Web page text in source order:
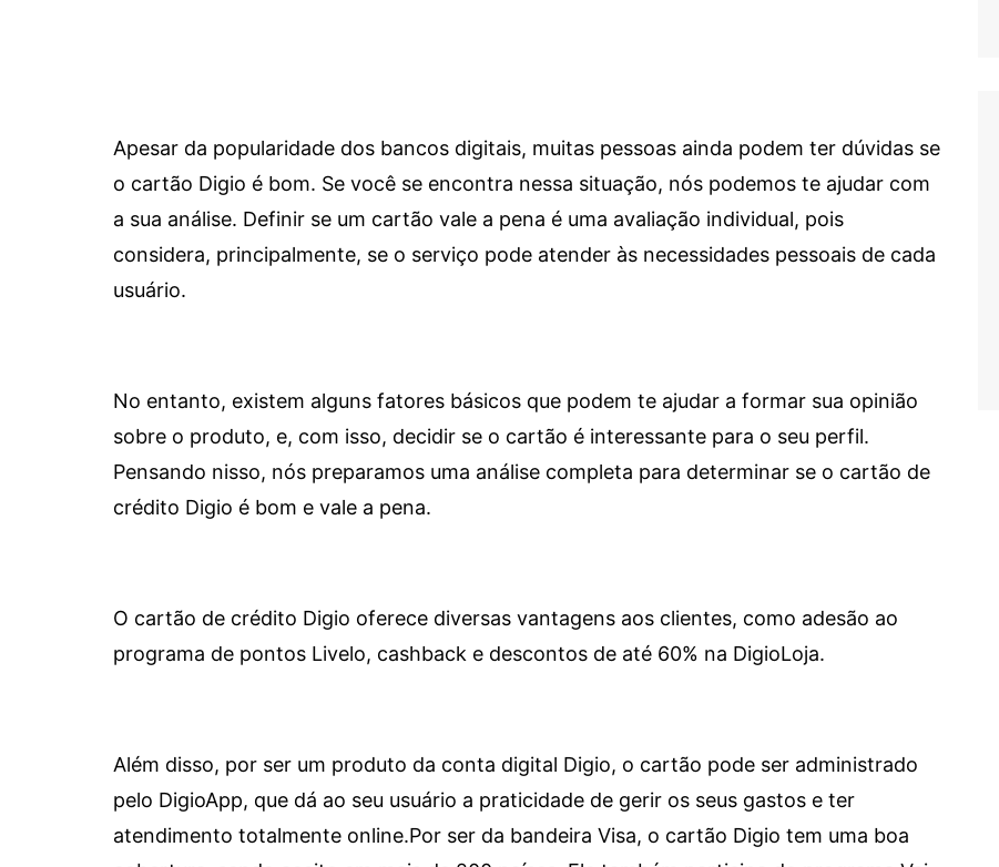
Apesar da popularidade dos bancos digitais, muitas pessoas ainda podem ter dúvidas se
o cartão Digio é bom. Se você se encontra nessa situação, nós podemos te ajudar com
a sua análise. Definir se um cartão vale a pena é uma avaliação individual, pois
considera, principalmente, se o serviço pode atender às necessidades pessoais de cada
usuário.
No entanto, existem alguns fatores básicos que podem te ajudar a formar sua opinião
sobre o produto, e, com isso, decidir se o cartão é interessante para o seu perfil.
Pensando nisso, nós preparamos uma análise completa para determinar se o cartão de
crédito Digio é bom e vale a pena.
O cartão de crédito Digio oferece diversas vantagens aos clientes, como adesão ao
programa de pontos Livelo, cashback e descontos de até 60% na DigioLoja.
Além disso, por ser um produto da conta digital Digio, o cartão pode ser administrado
pelo DigioApp, que dá ao seu usuário a praticidade de gerir os seus gastos e ter
atendimento totalmente online.Por ser da bandeira Visa, o cartão Digio tem uma boa